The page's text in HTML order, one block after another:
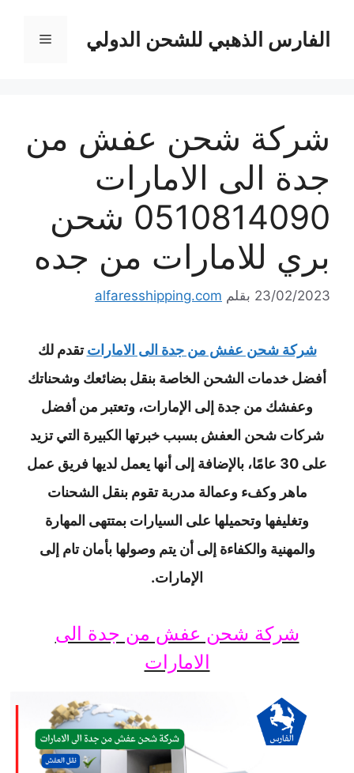
الفارس الذهبي للشحن الدولي القائمة
شركة شحن عفش من
جدة الى الامارات
0510814090 شحن
بري للامارات من جده
23/02/2023 بقلم alfaresshipping.com
شركة شحن عفش من جدة الى الاماراتتقدم لك
أفضل خدمات الشحن الخاصة بنقل بضائعك وشحناتك
وعفشك من جدة إلى الإمارات، وتعتبر من أفضل
شركات شحن العفش بسبب خبرتها الكبيرة التي تزيد
على 30 عامًا، بالإضافة إلى أنها يعمل لديها فريق عمل
ماهر وكفء وعمالة مدربة تقوم بنقل الشحنات
وتغليفها وتحميلها على السيارات بمتتهى المهارة
والمهنية والكفاءة إلى أن يتم وصولها بأمان تام إلى
الإمارات.
شركة شحن عفش من جدة الى
الامارات